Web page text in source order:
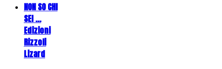
NON SO CHI
SEI ...
Edizioni
Rizzoli
Lizard